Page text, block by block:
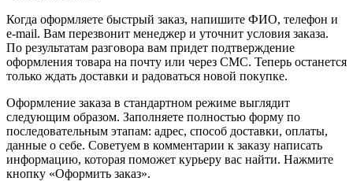
Когда оформляете быстрый заказ, напишите ФИО, телефон и
e-mail. Вам перезвонит менеджер и уточнит условия заказа.
По результатам разговора вам придет подтверждение
оформления товара на почту или через СМС. Теперь останется
только ждать доставки и радоваться новой покупке.
Оформление заказа в стандартном режиме выглядит
следующим образом. Заполняете полностью форму по
последовательным этапам: адрес, способ доставки, оплаты,
данные о себе. Советуем в комментарии к заказу написать
информацию, которая поможет курьеру вас найти. Нажмите
кнопку «Оформить заказ».